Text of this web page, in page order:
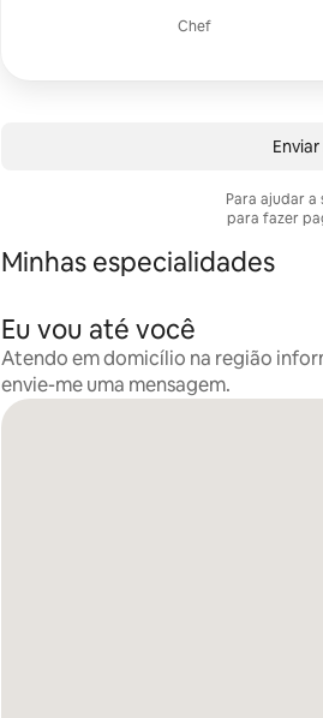
Chef
Para ajudar
para fazer
Minhas especialidades
Eu vou até você
Atendo em domicílio na região
envie-me uma mensagem.